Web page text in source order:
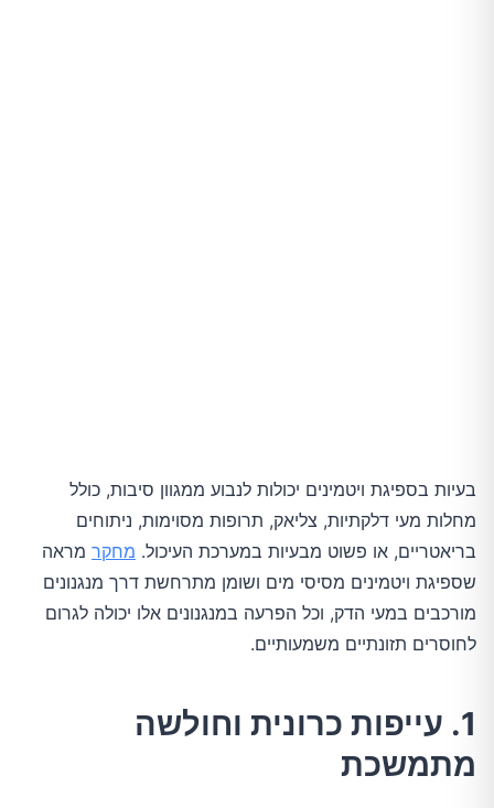
בעיות בספיגת ויטמינים יכולות לנבוע ממגוון סיבות, כולל
מחלות מעי דלקתיות, צליאק, תרופות מסוימות, ניתוחים
בריאטריים, או פשוט מבעיות במערכת העיכול. מחקר מראה
שספיגת ויטמינים מסיסי מים ושומן מתרחשת דרך מנגנונים
מורכבים במעי הדק, וכל הפרעה במנגנונים אלו יכולה לגרום
לחוסרים תזונתיים משמעותיים.
1. עייפות כרונית וחולשה
מתמשכת